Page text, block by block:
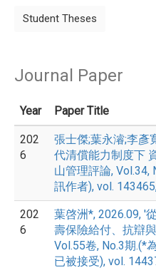
Student Theses
Journal Paper
Year Paper Title
202
6
張士傑;葉永濬;李彥
代清償能力制度下
山管理評論, Vol.34,
訊作者), vol.
202
6
葉啓洲*, 2026.09, '
壽保險給付、抗辯
Vol.55卷, No.3期.(*
已被接受), vol.